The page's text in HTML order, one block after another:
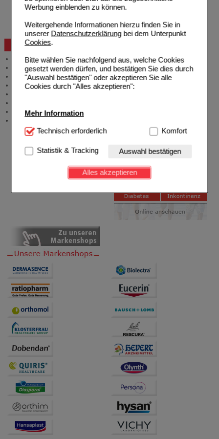
Werbung einblenden zu können.
Weitergehende Informationen hierzu finden Sie in
unserer Datenschutzerklärungbei dem Unterpunkt
Cookies.
Bitte wählen Sie nachfolgend aus, welche Cookies
gesetzt werden dürfen, und bestätigen Sie dies durch
"Auswahl bestätigen" oder akzeptieren Sie alle
Cookies durch "Alles akzeptieren":
Mehr Information
Technisch Notwendig:Hierbei handelt es sich um
Website notwendig sind (z.B. Navigation, Warenkorb,
Kundenkonto), weshalb auf diese nicht verzichtet
werden kann.
Einkaufserlebnis noch ansprechender zu gestalten,
beispielsweise für die Wiedererkennung des
Besuchers oder unsere Seite an bevorzugte
anzupassen. Komfort-Cookies ermöglichen es uns
auch auf Ihre Bedürfnisse zugeschrittene Inhalte
anzuzeigen und unser Partnerprogramm zu
betreiben.
Statistik & Tracking:
Hierüber lassen sich
unserer Website sammeln, mit deren Hilfe wir unsere
Website weiter für Sie optimieren können, den Inhalt
auf unserer Website aber auch die Werbung auf
Bitte beachten Sie, dass Daten hierfür teilweise an
Dritte wie z.B. Google oder soziale Medien
Technisch erforderlich Komfort
Statistik & Tracking Auswahl bestätigen
Alles akzeptieren
Reklamation
Widerrufsformular
Bestellschein
Beratung und Service
Allgemeine Information
Produktberatung
Meldung Arzneimittelrisiken
Zuzahlungsfreie Arzneien
Neukundenprämie